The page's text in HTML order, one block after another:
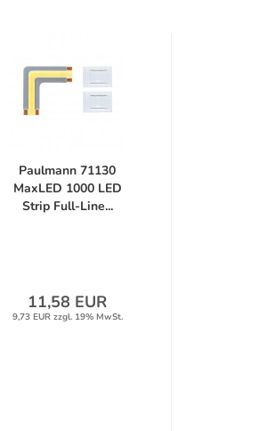
Paulmann 71130
MaxLED 1000 LED
Strip Full-Line...
11,58 EUR
9,73 EUR zzgl. 19% MwSt.